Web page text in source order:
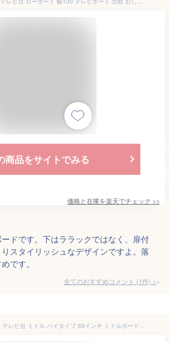
商品をサイトでみる
価格と在庫を楽天でチェック >>
ドです。下はララックではなく、扉付
スタイリッシュなデザインですよ。落
です。
全てのおすすめコメント (1件) >
【完成品も選べる】 テレビ台 ミドル ハイタイプ 65インチ ミドルボード 約 幅150cm 木製 ハイボード 収納 多い 大型テレビ台 寝室 リビング ハイタイプテレビ台 北欧 ウォールナット/オーク/ホワイト TVB018114